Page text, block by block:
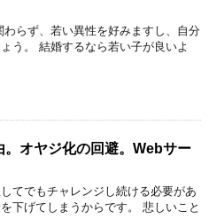
わらず、若い異性を好みますし、自分
う。 結婚するなら若い子が良いよ
オヤジ化の回避。Webサー
てでもチャレンジし続ける必要があ
下げてしまうからです。 悲しいこと